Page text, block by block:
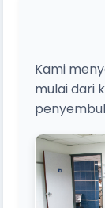
Kami
mulai dari